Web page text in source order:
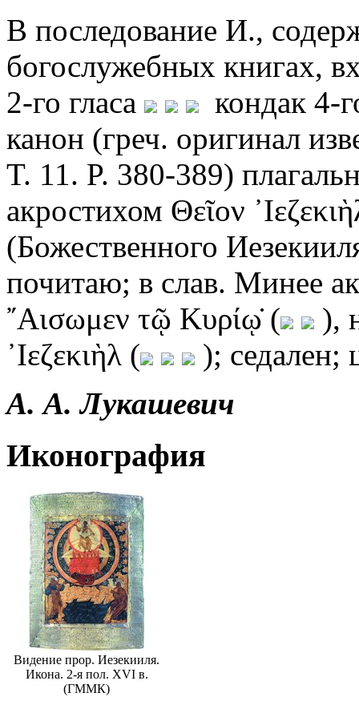
В последование И.,
богослужебных книгах,
2-го гласа
кондак 4-
канон (греч. оригинал
T. 11. P. 380-389)
акростихом Θεῖον
(Божественного
почитаю; в слав. Минее
῎Αισωμεν τῷ Κυρίῳ̇ (
),
᾿Ιεζεκιὴλ (
); седален;
А. А. Лукашевич
Иконография
Видение прор. Иезекииля.
Икона. 2-я пол. XVI в.
(ГММК)